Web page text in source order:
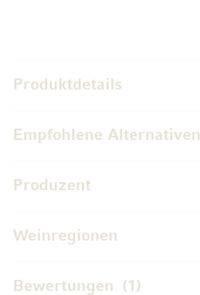
Produktdetails
Empfohlene Alternativen
Produzent
Weinregionen
Bewertungen 1